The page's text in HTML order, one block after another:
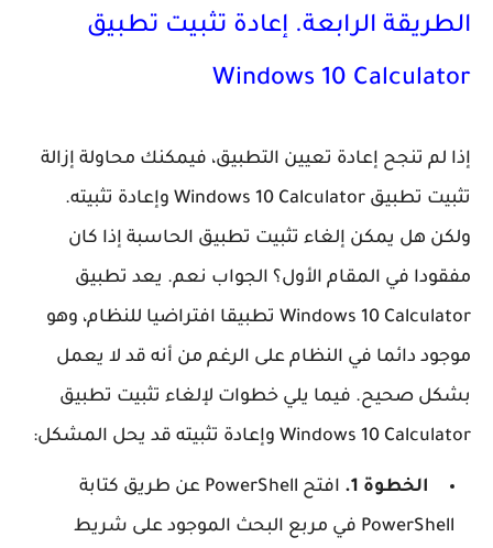
الطريقة الرابعة. إعادة تثبيت تطبيق
Windows 10 Calculator
إذا لم تنجح إعادة تعيين التطبيق، فيمكنك محاولة إزالة
تثبيت تطبيق Windows 10 Calculator وإعادة تثبيته.
ولكن هل يمكن إلغاء تثبيت تطبيق الحاسبة إذا كان
مفقودا في المقام الأول؟ الجواب نعم. يعد تطبيق
Windows 10 Calculator تطبيقا افتراضيا للنظام، وهو
موجود دائما في النظام على الرغم من أنه قد لا يعمل
بشكل صحيح. فيما يلي خطوات لإلغاء تثبيت تطبيق
Windows 10 Calculator وإعادة تثبيته قد يحل المشكل:
الخطوة 1.
افتح PowerShell عن طريق كتابة
PowerShell في مربع البحث الموجود على شريط